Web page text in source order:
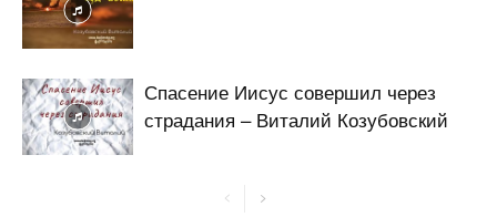
Спасение Иисус совершил через
страдания – Виталий Козубовский